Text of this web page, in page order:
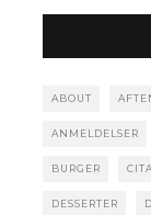
ABOUT
ANMELDELSER
BURGER
DESSERTER